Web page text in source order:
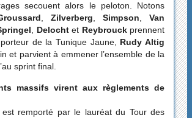
secouent alors le peloton. Notons
,Zilverberg,Simpson,Van
, Delochtet Reybrouckprennent
porteur de la Tunique Jaune, Rudy Altig
et parvient à emmener l’ensemble de la
sprint final.
massifs virent aux règlements de
est remporté par le lauréat du Tour des